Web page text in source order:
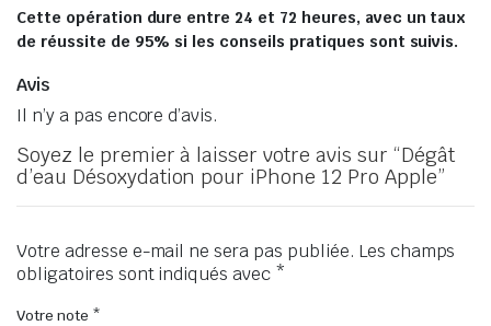
Cette opération dure entre 24 et 72 heures, avec un taux
de réussite de 95% si les conseils pratiques sont suivis.
Avis
Il n’y a pas encore d’avis.
Soyez le premier à laisser votre avis sur “Dégât
d’eau Désoxydation pour iPhone 12 Pro Apple”
Votre adresse e-mail ne sera pas publiée. Les champs
obligatoires sont indiqués avec *
Votre note *